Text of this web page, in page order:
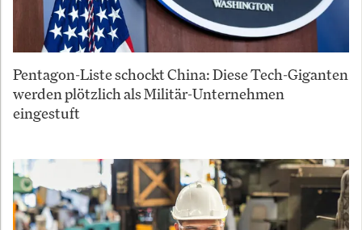
Pentagon-Liste schockt China: Diese Tech-Giganten
werden plötzlich als Militär-Unternehmen
eingestuft